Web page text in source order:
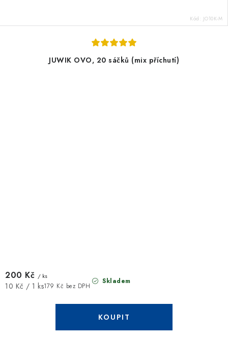
Kód: JO10K-M
JUWIK OVO, 20 sáčků (mix příchutí)
Skladem
179 Kč bez DPH
200 Kč / ks
Měrná
10 Kč / 1 ks